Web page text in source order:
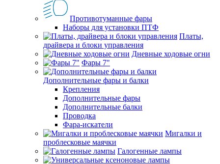
Противотуманные фары
Наборы для установки ПТФ
Платы,
драйвера и блоки управления
Дневные ходовые огни
Фары 7"
Дополнительные фары и балки
Крепления
Дополнительные фары
Дополнительные балки
Проводка
Фара-искатели
Мигалки и
проблесковые маячки
Галогенные лампы